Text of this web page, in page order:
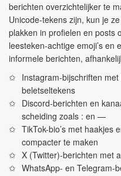
berichten overzichtelijker te
Unicode-tekens zijn, kun je
plakken in profielen en posts
leesteken-achtige emoji’s en
informele berichten,
Instagram-bijschriften met
beletseltekens
Discord-berichten en
scheiding zoals : en —
TikTok-bio’s met haakjes
compacter te maken
X (Twitter)-berichten met
WhatsApp- en Telegram-